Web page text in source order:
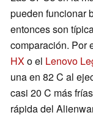
pueden funcionar
entonces son
comparación. Por
HXo el Lenovo
una en 82 C al
casi 20 C más
rápida del